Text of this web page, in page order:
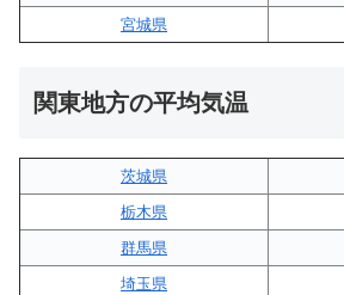
宮城県
関東地方の平均気温
茨城県
栃木県
群馬県
埼玉県